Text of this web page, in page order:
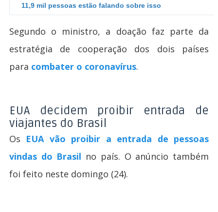
11,9 mil pessoas estão falando sobre isso
Segundo o ministro, a doação faz parte da
estratégia de cooperação dos dois países
para combater o coronavírus.
EUA decidem proibir entrada de
viajantes do Brasil
Os EUA vão proibir a entrada de pessoas
vindas do Brasil no país. O anúncio também
foi feito neste domingo (24).